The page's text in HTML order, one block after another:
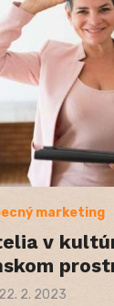
marketing
v
Posted
22. 2. 2023